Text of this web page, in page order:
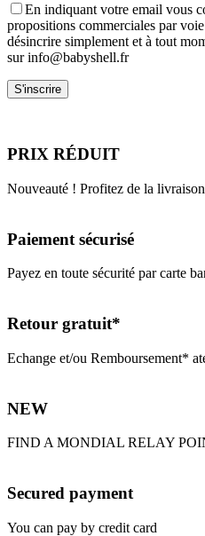
En indiquant votre email vous
propositions commerciales par
désincrire simplement et à tout
sur info@babyshell.fr
PRIX RÉDUIT
Nouveauté ! Profitez de la
Paiement sécurisé
Payez en toute sécurité par carte
Retour gratuit*
Echange et/ou Remboursement*
NEW
FIND A MONDIAL RELAY
Secured payment
You can pay by credit card